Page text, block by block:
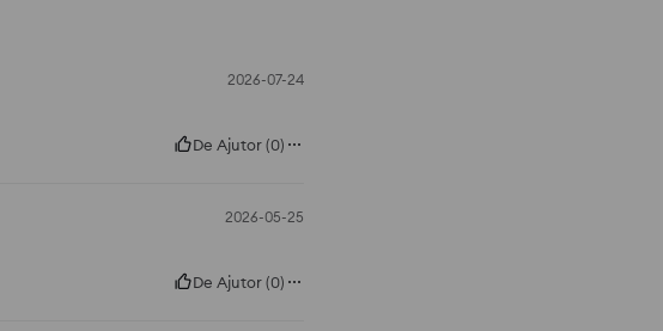
2026-07-24
De Ajutor(0)
2026-05-25
De Ajutor(0)